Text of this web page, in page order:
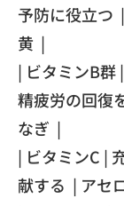
予防に役立つ
黄 |
| ビタミンB群
精疲労の回復
なぎ |
| ビタミンC |
献する | アセ